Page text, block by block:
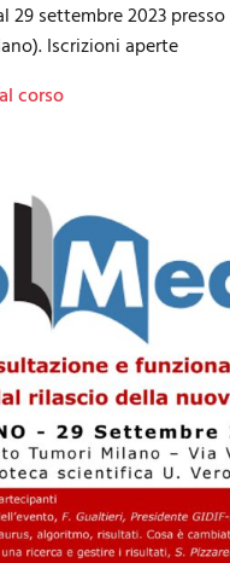
29 settembre 2023 presso
Iscrizioni aperte
corso